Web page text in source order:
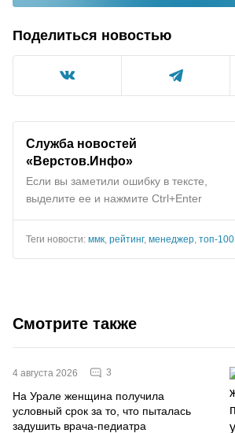
Поделиться новостью
Служба новостей
«Верстов.Инфо»
Если вы заметили ошибку в тексте,
выделите ее и нажмите Ctrl+Enter
Теги новости: ммк рейтинг, менеджер топ-100
Смотрите также
4 августа 2026 3
На Урале женщина получила
условный срок за то, что пыталась
задушить врача-педиатра